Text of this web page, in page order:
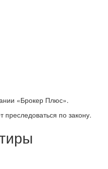
«Брокер Плюс».
по закону.